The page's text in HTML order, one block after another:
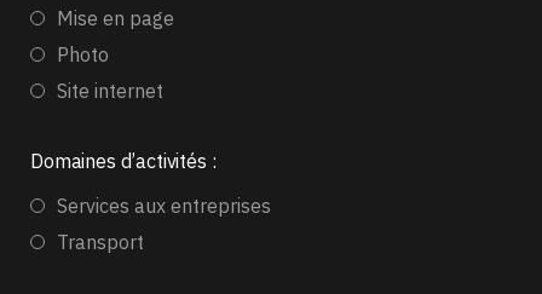
Mise en page
Photo
Site internet
Domaines d’activités :
Services aux entreprises
Transport